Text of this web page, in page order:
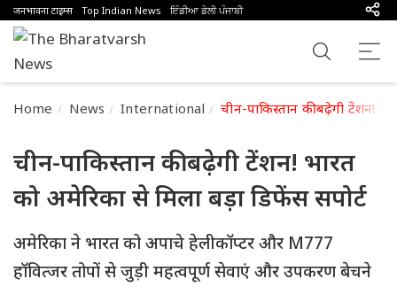
जनभावना टाइम्स Top Indian News ਇੰਡੀਆ ਡੇਲੀ ਪੰਜਾਬੀ
Home News International चीन-पाकिस्तान की बढ़ेगी टेंशन!
चीन-पाकिस्तान की बढ़ेगी टेंशन! भारत
को अमेरिका से मिला बड़ा डिफेंस सपोर्ट
अमेरिका ने भारत को अपाचे हेलीकॉप्टर और M777
हॉवित्जर तोपों से जुड़ी महत्वपूर्ण सेवाएं और उपकरण बेचने